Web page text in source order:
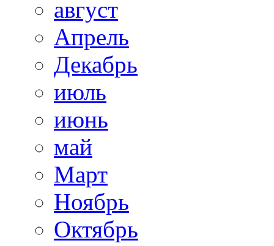
август
Апрель
Декабрь
июль
июнь
май
Март
Ноябрь
Октябрь